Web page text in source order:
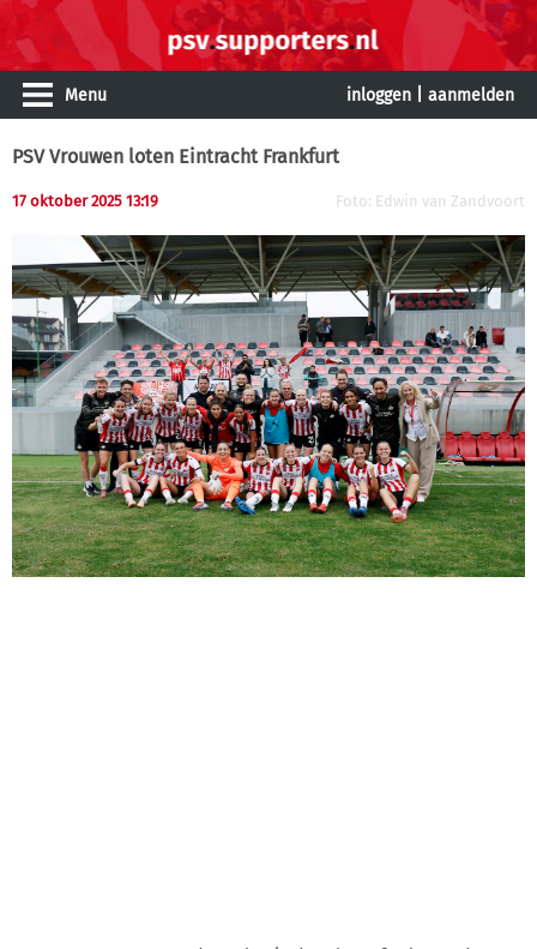
Menu inloggen aanmelden
PSV Vrouwen loten Eintracht Frankfurt
17 oktober 2025 13:19 Foto: Edwin van Zandvoort